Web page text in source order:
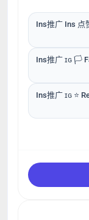
Ins推广 Ins 点
Ins推广 ɪɢ 🏳️
Ins推广 ɪɢ ⭐